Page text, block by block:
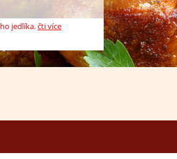
jedlíka.čti více
tak ovocných